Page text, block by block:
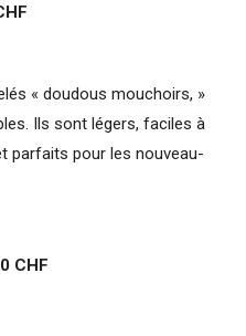
« doudous mouchoirs, »
Ils sont légers, faciles à
parfaits pour les nouveau-
CHF